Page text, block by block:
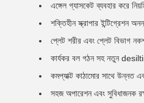
এঙ্গেল গ্যাসকেট ব্যবহার করে
শক্তিহীন স্ক্রাপার ইন্টিগ্রেশন
প্লেট শরীর এবং প্লেট বিভাগ
কার্যকর বল গঠন সহ নতুন
কমপ্যাক্ট কাঠামোর সাথে উন্নত
সহজ অপারেশন এবং সুবিধাজনক